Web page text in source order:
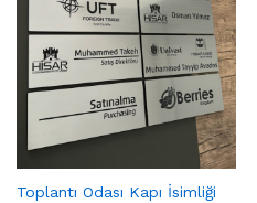
Toplantı Odası Kapı İsimliği